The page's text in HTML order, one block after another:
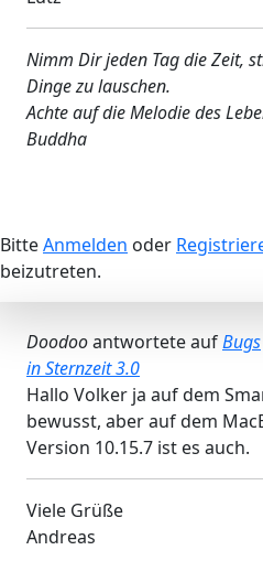
Nimm Dir jeden Tag die Zeit,
Dinge zu lauschen.
Achte auf die Melodie des
Buddha
BitteAnmelden oder
beizutreten.
Doodooantwortete aufBugs
in Sternzeit 3.0
Hallo Volker ja auf dem
bewusst, aber auf dem
Version 10.15.7 ist es auch.
Viele Grüße
Andreas